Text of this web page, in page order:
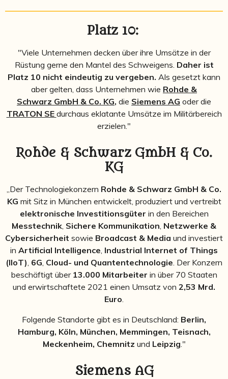
Platz 10:
"Viele Unternehmen decken über ihre Umsätze in der
Rüstung gerne den Mantel des Schweigens. Daher ist
Platz 10 nicht eindeutig zu vergeben. Als gesetzt kann
aber gelten, dass Unternehmen wie Rohde &
Schwarz GmbH & Co. KG, die Siemens AG oder die
TRATON SE durchaus eklatante Umsätze im Militärbereich
erzielen."
Rohde & Schwarz GmbH & Co.
KG
„Der Technologiekonzern Rohde & Schwarz GmbH & Co.
KG mit Sitz in München entwickelt, produziert und vertreibt
elektronische Investitionsgüter in den Bereichen
Messtechnik Sichere Kommunikation Netzwerke &
Cybersicherheit sowie Broadcast & Media und investiert
in Artificial Intelligence Industrial Internet of Things
(IIoT) 6G Cloud- und Quantentechnologie . Der Konzern
beschäftigt über 13.000 Mitarbeiter in über 70 Staaten
und erwirtschaftete 2021 einen Umsatz von 2,53 Mrd.
Euro
Folgende Standorte gibt es in Deutschland: Berlin,
Hamburg, Köln, München, Memmingen, Teisnach,
Meckenheim, Chemnitz und Leipzig ."
Siemens AG